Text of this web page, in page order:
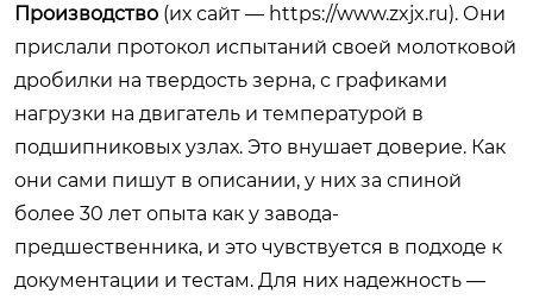
Производство (их сайт — https://www.zxjx.ru). Они
прислали протокол испытаний своей молотковой
дробилки на твердость зерна, с графиками
нагрузки на двигатель и температурой в
подшипниковых узлах. Это внушает доверие. Как
они сами пишут в описании, у них за спиной
более 30 лет опыта как у завода-
предшественника, и это чувствуется в подходе к
документации и тестам. Для них надежность —